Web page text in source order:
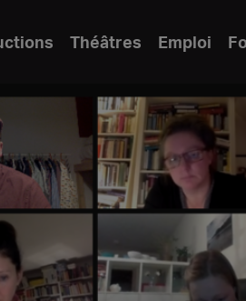
Théâtres Emploi